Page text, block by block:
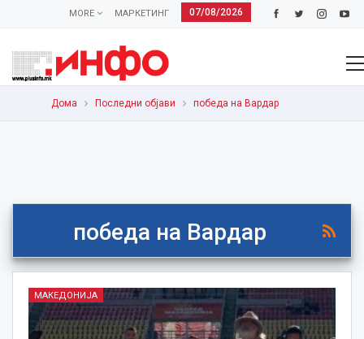
07/08/2026
МАРКЕТИНГ
MORE
Дома Последни објави победа на Вардар
победа на Вардар
МАКЕДОНИЈА